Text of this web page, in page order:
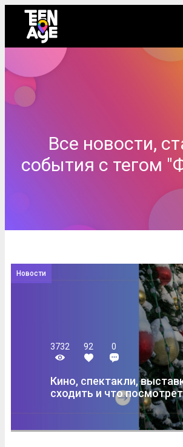
Все новости,
события с тегом
Новости
3732 92 0
Кино, спектакли,
сходить и что